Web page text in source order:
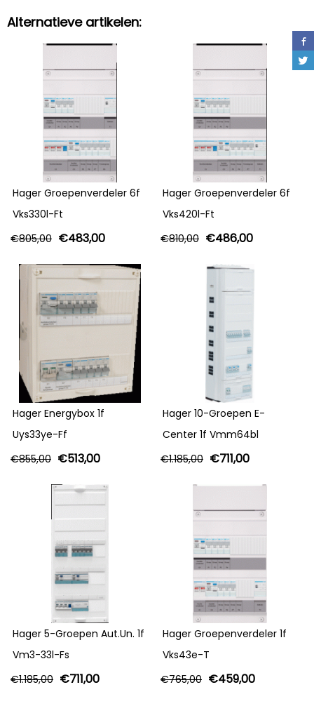
Alternatieve artikelen:
Hager Groepenverdeler 6f
Vks330l-Ft
€805,00 €483,00
Hager Groepenverdeler 6f
Vks420l-Ft
€810,00 €486,00
Hager Energybox 1f
Uys33ye-Ff
€855,00 €513,00
Hager 10-Groepen E-
Center 1f Vmm64bl
€1.185,00 €711,00
Hager 5-Groepen Aut.Un. 1f
Vm3-33l-Fs
€1.185,00 €711,00
Hager Groepenverdeler 1f
Vks43e-T
€765,00 €459,00